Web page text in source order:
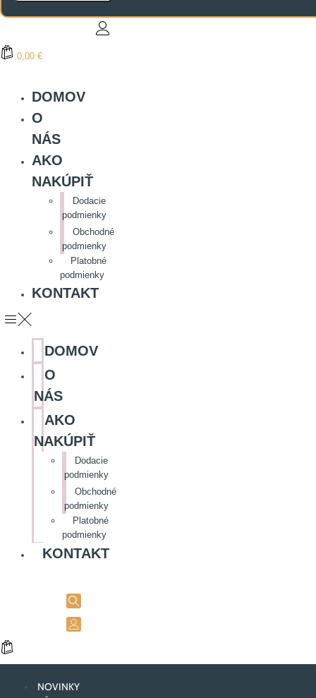
0,00 €
DOMOV
O
NÁS
AKO
NAKÚPIŤ
Dodacie
podmienky
Obchodné
podmienky
Platobné
podmienky
KONTAKT
DOMOV
O
NÁS
AKO
NAKÚPIŤ
Dodacie
podmienky
Obchodné
podmienky
Platobné
podmienky
KONTAKT
NOVINKY